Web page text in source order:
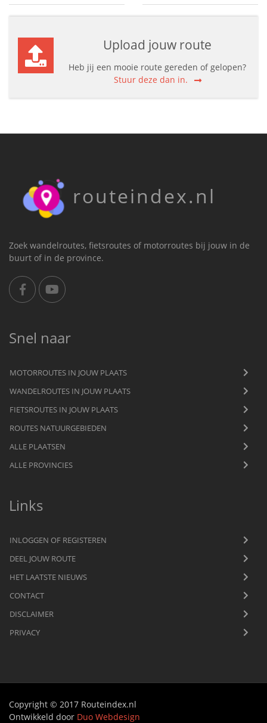
Upload jouw route
Heb jij een mooie route gereden of gelopen?
Stuur deze dan in.
routeindex.nl
Zoek wandelroutes, fietsroutes of motorroutes bij jouw in de
buurt of in de province.
Snel naar
MOTORROUTES IN JOUW PLAATS
WANDELROUTES IN JOUW PLAATS
FIETSROUTES IN JOUW PLAATS
ROUTES NATUURGEBIEDEN
ALLE PLAATSEN
ALLE PROVINCIES
Links
INLOGGEN OF REGISTEREN
DEEL JOUW ROUTE
HET LAATSTE NIEUWS
CONTACT
DISCLAIMER
PRIVACY
Copyright © 2017 Routeindex.nl
Ontwikkeld door Duo Webdesign